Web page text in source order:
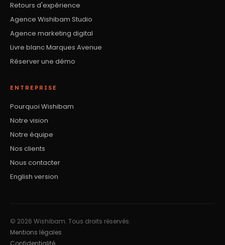
Retours d'expérience
Agence Wishibam Studio
Agence marketing digital
Livre blanc Marques Avenue
Réserver une démo
ENTREPRISE
Pourquoi Wishibam
Notre vision
Notre équipe
Nos clients
Nous contacter
English version
© 2026 Wishibam. Tous droits réservés.
Mentions légales